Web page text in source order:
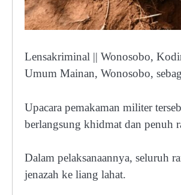
Lensakriminal || Wonosobo,
Umum Mainan, Wonosobo,
Upacara pemakaman militer
berlangsung khidmat dan penuh
Dalam pelaksanaannya, seluruh
jenazah ke liang lahat.